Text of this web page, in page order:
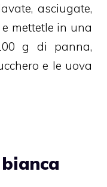
asciugate,
mettetle in una
g di panna,
e le uova